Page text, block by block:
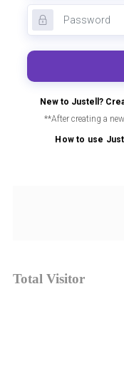
Total Visitor